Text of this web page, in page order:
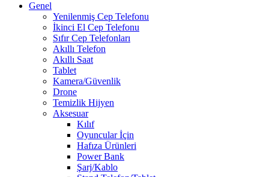
Genel
Yenilenmiş Cep Telefonu
İkinci El Cep Telefonu
Sıfır Cep Telefonları
Akıllı Telefon
Akıllı Saat
Tablet
Kamera/Güvenlik
Drone
Temizlik Hijyen
Aksesuar
Kılıf
Oyuncular İçin
Hafıza Ürünleri
Power Bank
Şarj/Kablo